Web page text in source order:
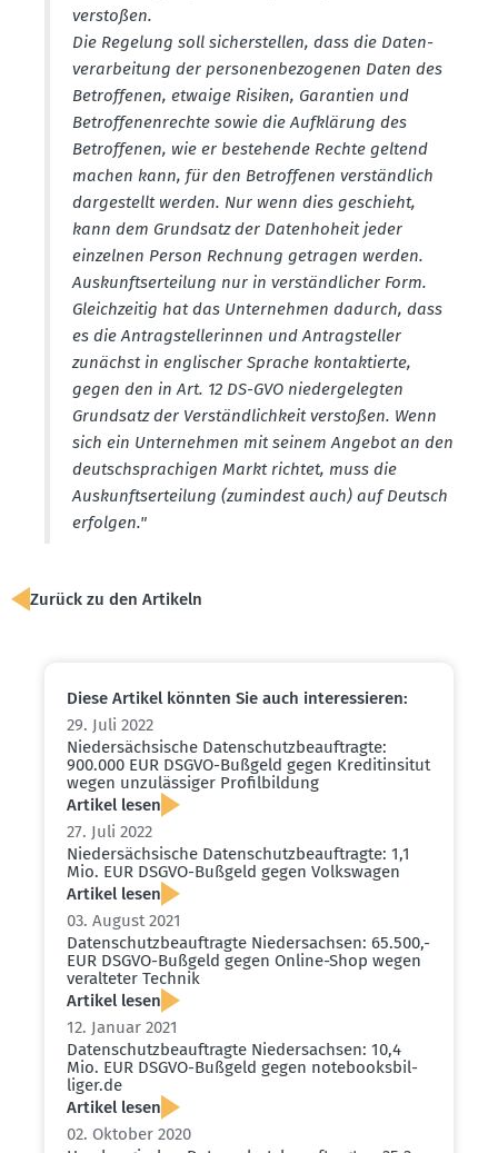
verstoßen.
Die Regelung soll sicher­stellen, dass die Daten­
ver­ar­beitung der perso­nen­be­zo­genen Daten des
Betrof­fenen, etwaige Risiken, Garantien und
Betrof­fe­nen­rechte sowie die Aufklärung des
Betrof­fenen, wie er bestehende Rechte geltend
machen kann, für den Betrof­fenen verständlich
darge­stellt werden. Nur wenn dies geschieht,
kann dem Grundsatz der Daten­hoheit jeder
einzelnen Person Rechnung getragen werden.
Auskunfts­er­teilung nur in verständ­licher Form.
Gleich­zeitig hat das Unter­nehmen dadurch, dass
es die Antrag­stel­le­rinnen und Antrag­steller
zunächst in engli­scher Sprache kontak­tierte,
gegen den in Art. 12 DS-GVO nieder­ge­legten
Grundsatz der Verständ­lichkeit verstoßen. Wenn
sich ein Unter­nehmen mit seinem Angebot an den
deutsch­spra­chigen Markt richtet, muss die
Auskunfts­er­teilung (zumindest auch) auf Deutsch
erfolgen."
Zurück zu den Artikeln
Diese Artikel könnten Sie auch inter­es­sieren:
29. Juli 2022
Nieder­säch­sische Daten­schutz­be­auf­tragte:
900.000 EUR DSGVO-Bußgeld gegen Kredi­tin­situt
wegen unzuläs­siger Profil­bildung
Artikel lesen
27. Juli 2022
Nieder­säch­sische Daten­schutz­be­auf­tragte: 1,1
Mio. EUR DSGVO-Bußgeld gegen Volks­wagen
Artikel lesen
03. August 2021
Daten­schutz­be­auf­tragte Nieder­sachsen: 65.500,-
EUR DSGVO-Bußgeld gegen Online-Shop wegen
veral­teter Technik
Artikel lesen
12. Januar 2021
Daten­schutz­be­auf­tragte Nieder­sachsen: 10,4
Mio. EUR DSGVO-Bußgeld gegen notebook­s­bil­
liger.de
Artikel lesen
02. Oktober 2020